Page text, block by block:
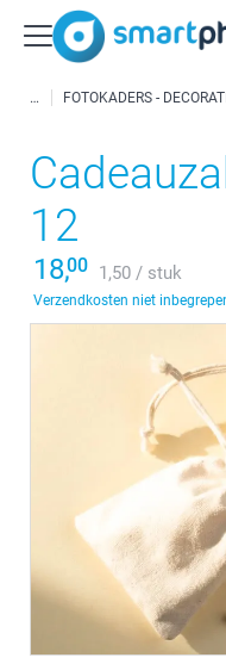
FOTOKADERS -
12
18,00 1,50 / stuk
Verzendkosten niet